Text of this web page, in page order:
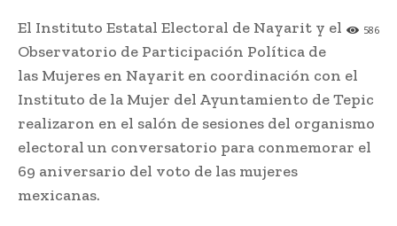
586
El Instituto Estatal Electoral de Nayarit y el
Observatorio de Participación Política de
las Mujeres en Nayarit en coordinación con el
Instituto de la Mujer del Ayuntamiento de Tepic
realizaron en el salón de sesiones del organismo
electoral un conversatorio para conmemorar el
69 aniversario del voto de las mujeres
mexicanas.